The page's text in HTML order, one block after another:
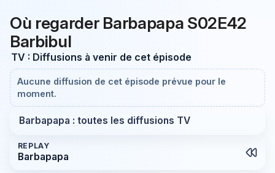
Où regarder Barbapapa S02E42
Barbibul
TV : Diffusions à venir de cet épisode
Aucune diffusion de cet épisode prévue pour le
moment.
Barbapapa : toutes les diffusions TV
REPLAY
Barbapapa